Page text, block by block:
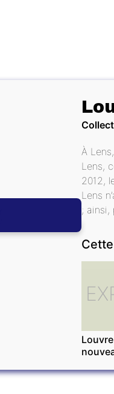
À
Lens,
2012,
Lens
; ainsi,